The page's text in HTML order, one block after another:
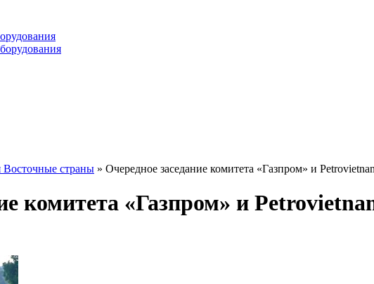
Восточные страны » Очередное заседание комитета «Газпром» и
комитета «Газпром» и